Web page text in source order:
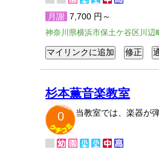
月謝 7,700 円～
神奈川県横浜市保土ケ谷区川辺
杉本薫音楽教室
0
当教室では、楽器が